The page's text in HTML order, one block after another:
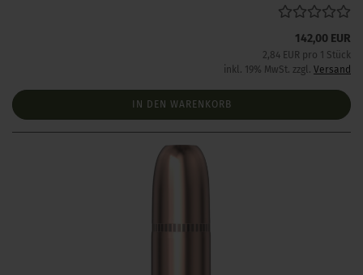
142,00 EUR
2,84 EUR pro 1 Stück
inkl. 19% MwSt. zzgl. Versand
IN DEN WARENKORB